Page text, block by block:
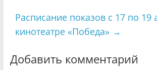
Расписание показов с 17 по 19
кинотеатре «Победа» →
Добавить комментарий